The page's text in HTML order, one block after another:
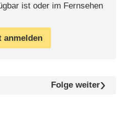
ist oder im Fernsehen
anmelden
Folge weiter